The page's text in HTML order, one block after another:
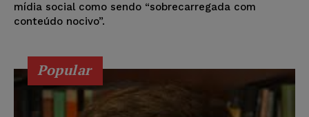
mídia social como sendo “sobrecarregada com
conteúdo nocivo”.
Popular